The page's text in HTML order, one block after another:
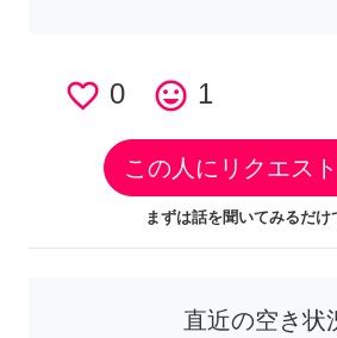
favorite_border 0 tag_faces 1
この人にリクエス
まずは話を聞いてみるだけ
直近の空き状